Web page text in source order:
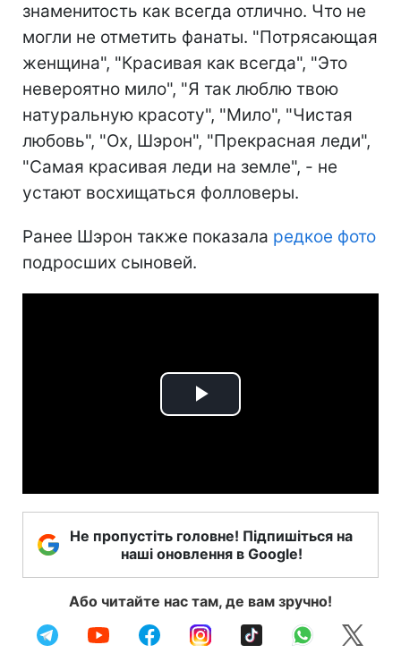
знаменитость как всегда отлично. Что не
могли не отметить фанаты. "Потрясающая
женщина", "Красивая как всегда", "Это
невероятно мило", "Я так люблю твою
натуральную красоту", "Мило", "Чистая
любовь", "Ох, Шэрон", "Прекрасная леди",
"Самая красивая леди на земле", - не
устают восхищаться фолловеры.
Ранее Шэрон также показала редкое фото
подросших сыновей.
Play
Не пропустіть головне! Підпишіться на
наші оновлення в Google!
Або читайте нас там, де вам зручно!